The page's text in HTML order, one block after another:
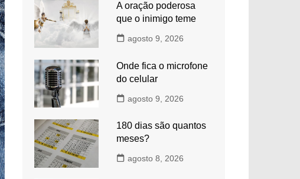
A oração poderosa
que o inimigo teme
agosto 9, 2026
Onde fica o microfone
do celular
agosto 9, 2026
180 dias são quantos
meses?
agosto 8, 2026